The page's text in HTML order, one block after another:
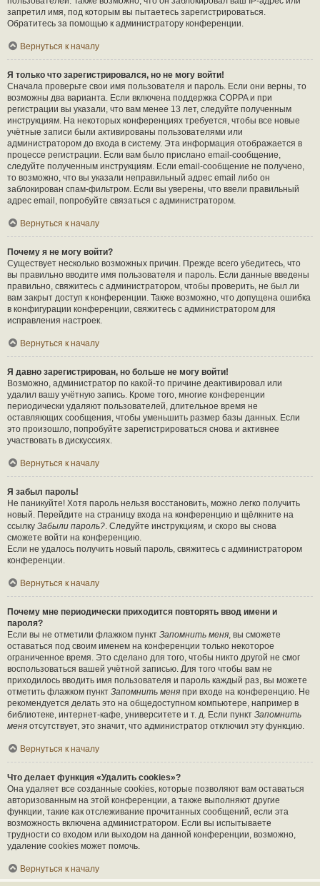
запретил имя, под которым вы пытаетесь зарегистрироваться.
Обратитесь за помощью к администратору конференции.
Вернуться к началу
Я только что зарегистрировался, но не могу войти!
Сначала проверьте свои имя пользователя и пароль. Если они верны, то
возможны два варианта. Если включена поддержка COPPA и при
регистрации вы указали, что вам менее 13 лет, следуйте полученным
инструкциям. На некоторых конференциях требуется, чтобы все новые
учётные записи были активированы пользователями или
администратором до входа в систему. Эта информация отображается в
процессе регистрации. Если вам было прислано email-сообщение,
следуйте полученным инструкциям. Если email-сообщение не получено,
то возможно, что вы указали неправильный адрес email либо он
заблокирован спам-фильтром. Если вы уверены, что ввели правильный
адрес email, попробуйте связаться с администратором.
Вернуться к началу
Почему я не могу войти?
Существует несколько возможных причин. Прежде всего убедитесь, что
вы правильно вводите имя пользователя и пароль. Если данные введены
правильно, свяжитесь с администратором, чтобы проверить, не был ли
вам закрыт доступ к конференции. Также возможно, что допущена ошибка
в конфигурации конференции, свяжитесь с администратором для
исправления настроек.
Вернуться к началу
Я давно зарегистрирован, но больше не могу войти!
Возможно, администратор по какой-то причине деактивировал или
удалил вашу учётную запись. Кроме того, многие конференции
периодически удаляют пользователей, длительное время не
оставляющих сообщения, чтобы уменьшить размер базы данных. Если
это произошло, попробуйте зарегистрироваться снова и активнее
участвовать в дискуссиях.
Вернуться к началу
Я забыл пароль!
Не паникуйте! Хотя пароль нельзя восстановить, можно легко получить
новый. Перейдите на страницу входа на конференцию и щёлкните на
ссылку Забыли пароль?. Следуйте инструкциям, и скоро вы снова
сможете войти на конференцию.
Если не удалось получить новый пароль, свяжитесь с администратором
конференции.
Вернуться к началу
Почему мне периодически приходится повторять ввод имени и
пароля?
Если вы не отметили флажком пункт Запомнить меня, вы сможете
оставаться под своим именем на конференции только некоторое
ограниченное время. Это сделано для того, чтобы никто другой не смог
воспользоваться вашей учётной записью. Для того чтобы вам не
приходилось вводить имя пользователя и пароль каждый раз, вы можете
отметить флажком пункт Запомнить меня при входе на конференцию. Не
рекомендуется делать это на общедоступном компьютере, например в
библиотеке, интернет-кафе, университете и т. д. Если пункт Запомнить
меня отсутствует, это значит, что администратор отключил эту функцию.
Вернуться к началу
Что делает функция «Удалить cookies»?
Она удаляет все созданные cookies, которые позволяют вам оставаться
авторизованным на этой конференции, а также выполняют другие
функции, такие как отслеживание прочитанных сообщений, если эта
возможность включена администратором. Если вы испытываете
трудности со входом или выходом на данной конференции, возможно,
удаление cookies может помочь.
Вернуться к началу